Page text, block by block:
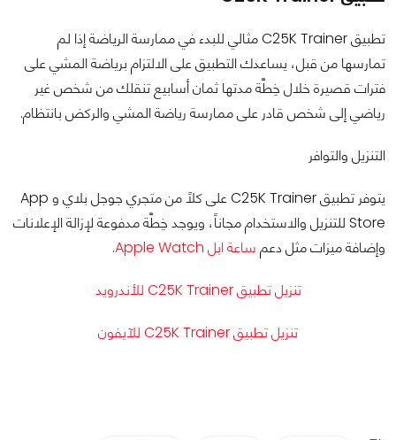
تطبيق C25K Trainer مثالي للبدء في ممارسة الرياضة إذا لم
تمارسها من قبل، يساعدك التطبيق على الالتزام برياضة المشي على
فترات قصيرة خلال خِطَّة مدتها ثمان أسابيع تنقلك من شخص غير
رياضي إلى شخص قادر على ممارسة رياضة المشي والركض بانتظام.
التنزيل والتوافر
يتوفر تطبيق C25K Trainer على كلاً من متجري جوجل بلاي و App
Store للتنزيل والاستخدام مجاناً، ويوجد خِطَّة مدفوعة لإزالة الإعلانات
وإضافة ميزات مثل دعم ساعة ابل Apple Watch .
تنزيل تطبيق C25K Trainer للأندرويد
تنزيل تطبيق C25K Trainer للآيفون